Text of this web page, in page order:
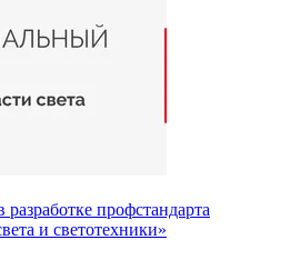
профстандарта
и светотехники»